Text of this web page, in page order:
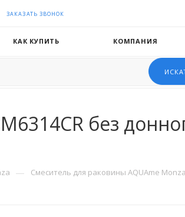
ЗАКАЗАТЬ ЗВОНОК
КАК КУПИТЬ КОМПАНИЯ
без
— Смеситель для раковины AQUAme